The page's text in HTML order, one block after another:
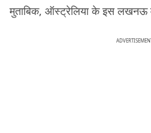
मुताबिक, ऑस्‍ट्रेलिया के इस लखनऊ